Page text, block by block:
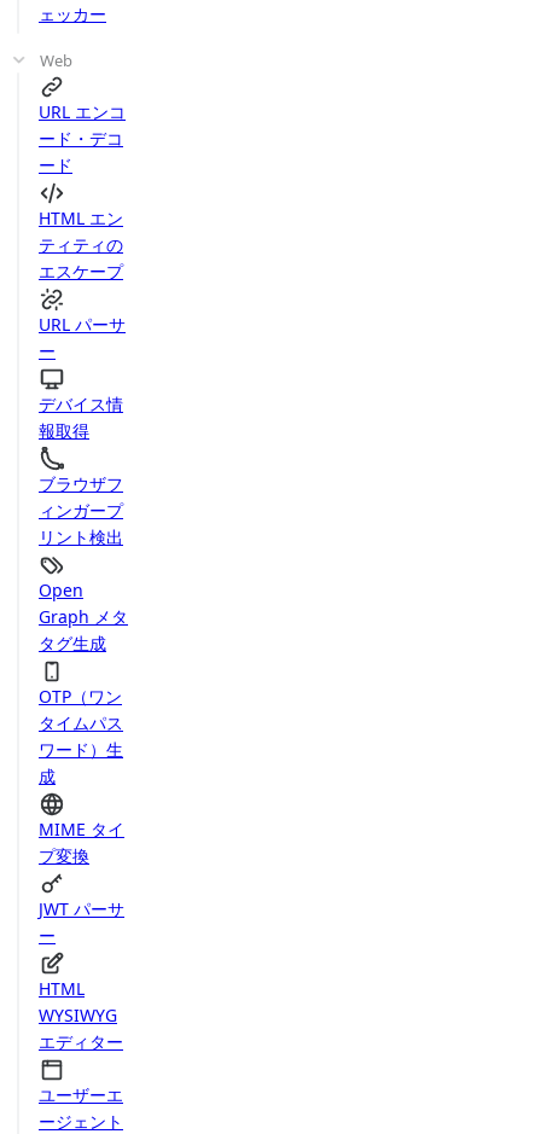
ェッカー
Web
URL エンコ
ード・デコ
ード
HTML エン
ティティの
エスケープ
URL パーサ
ー
デバイス情
報取得
ブラウザフ
ィンガープ
リント検出
Open
Graph メタ
タグ生成
OTP（ワン
タイムパス
ワード）生
成
MIME タイ
プ変換
JWT パーサ
ー
HTML
WYSIWYG
エディター
ユーザーエ
ージェント